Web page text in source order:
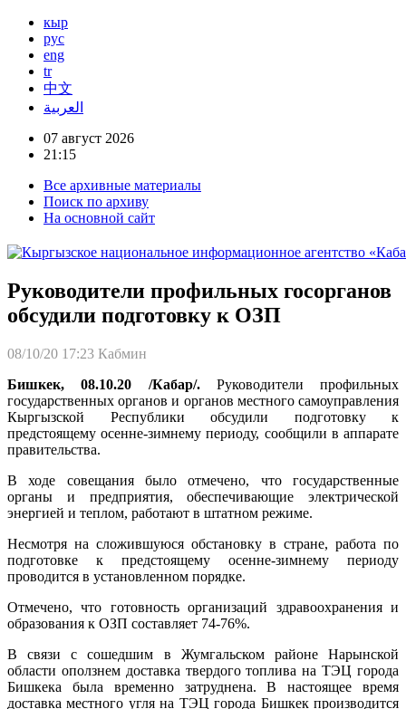
кыр
рус
eng
tr
中文
العربية
07 август 2026
21:15
Все архивные материалы
Поиск по архиву
На основной сайт
Руководители профильных госорганов
обсудили подготовку к ОЗП
08/10/20 17:23 Кабмин
Бишкек, 08.10.20 /Кабар/. Руководители профильных
государственных органов и органов местного самоуправления
Кыргызской Республики обсудили подготовку к
предстоящему осенне-зимнему периоду, сообщили в аппарате
правительства.
В ходе совещания было отмечено, что государственные
органы и предприятия, обеспечивающие электрической
энергией и теплом, работают в штатном режиме.
Несмотря на сложившуюся обстановку в стране, работа по
подготовке к предстоящему осенне-зимнему периоду
проводится в установленном порядке.
Отмечено, что готовность организаций здравоохранения и
образования к ОЗП составляет 74-76%.
В связи с сошедшим в Жумгальском районе Нарынской
области оползнем доставка твердого топлива на ТЭЦ города
Бишкека была временно затруднена. В настоящее время
доставка местного угля на ТЭЦ города Бишкек производится